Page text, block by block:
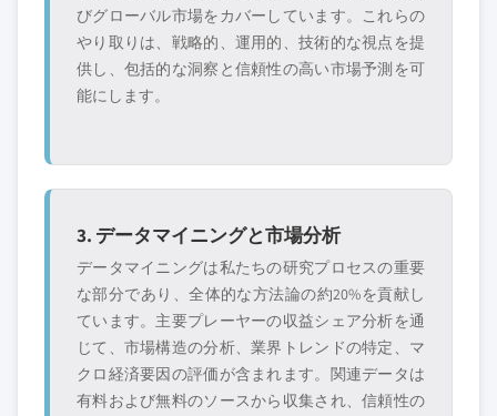
びグローバル市場をカバーしています。これらの
やり取りは、戦略的、運用的、技術的な視点を提
供し、包括的な洞察と信頼性の高い市場予測を可
能にします。
3. データマイニングと市場分析
データマイニングは私たちの研究プロセスの重要
な部分であり、全体的な方法論の約20%を貢献し
ています。主要プレーヤーの収益シェア分析を通
じて、市場構造の分析、業界トレンドの特定、マ
クロ経済要因の評価が含まれます。関連データは
有料および無料のソースから収集され、信頼性の